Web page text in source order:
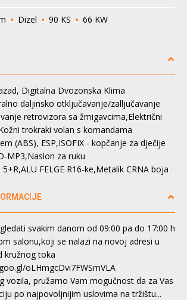
Dizel 90 KS 66 KW
Digitalna Dvozonska Klima
daljinsko otključavanje/zalljučavanje
retrovizora sa žmigavcima,Električni
trokraki volan s komandama
(ABS), ESP,ISOFIX - kopčanje za dječije
MP3,Naslon za ruku
FELGE R16-ke,Metalik CRNA boja
svakim danom od 09:00 pa do 17:00 h
salonu,koji se nalazi na novoj adresi u
kružnog toka
oLHmgcDvi7FWSmVLA
vozila, pružamo Vam mogučnost da za Vas
po najpovoljnijim uslovima na tržištu...